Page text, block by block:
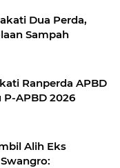
Dua Perda,
Sampah
Ranperda APBD
P-APBD 2026
Alih Eks